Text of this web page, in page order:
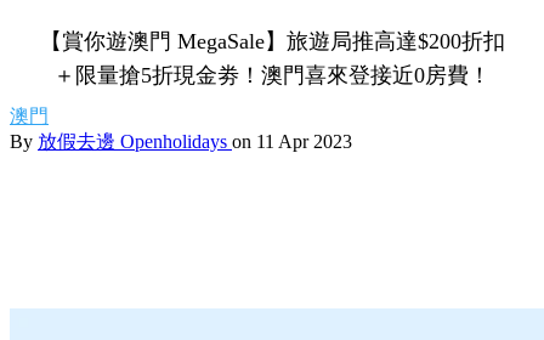
【賞你遊澳門 MegaSale】旅遊局推高達$200折扣
＋限量搶5折現金劵！澳門喜來登接近0房費！
澳門
By 放假去邊 Openholidays on 11 Apr 2023